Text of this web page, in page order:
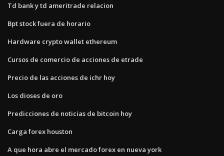
Td bank y td ameritrade relacion
Bpt stock fuera de horario
Hardware crypto wallet ethereum
Cursos de comercio de acciones de etrade
Precio de las acciones de ichr hoy
Los dioses de oro
Predicciones de noticias de bitcoin hoy
Carga forex houston
A que hora abre el mercado forex en nueva york